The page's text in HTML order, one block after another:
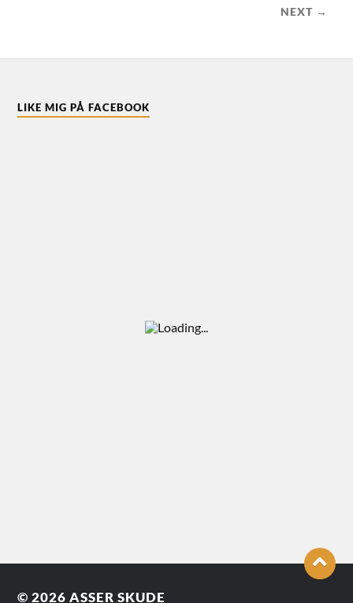
NEXT →
LIKE MIG PÅ FACEBOOK
© 2026ASSER SKUDE